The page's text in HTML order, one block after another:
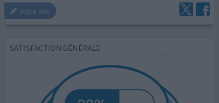
votre avis
SATISFACTION GÉNÉRALE